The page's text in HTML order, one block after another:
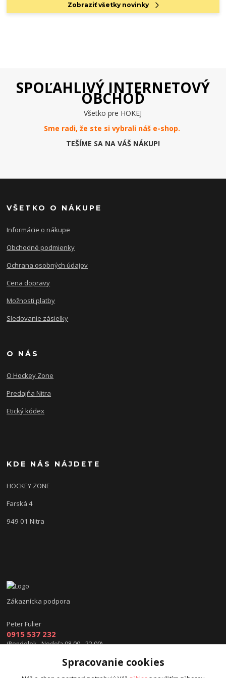
Zobraziť všetky novinky
SPOĽAHLIVÝ INTERNETOVÝ
OBCHOD
Všetko pre HOKEJ
Sme radi, že ste si vybrali náš e-shop.
TEŠÍME SA NA VÁŠ NÁKUP!
VŠETKO O NÁKUPE
Informácie o nákupe
Obchodné podmienky
Ochrana osobných údajov
Cena dopravy
Možnosti platby
Sledovanie zásielky
O NÁS
O Hockey Zone
Predajňa Nitra
Etický kódex
KDE NÁS NÁJDETE
HOCKEY ZONE
Farská 4
949 01 Nitra
Zákaznícka podpora
Peter Fulier
0915 537 232
(Pondelok - Nedeľa 08.00 - 22.00)
info@hokejexpert.sk
Spracovanie cookies